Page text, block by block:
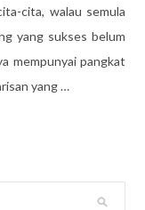
cita, walau semula
yang sukses belum
mempunyai pangkat
yang …